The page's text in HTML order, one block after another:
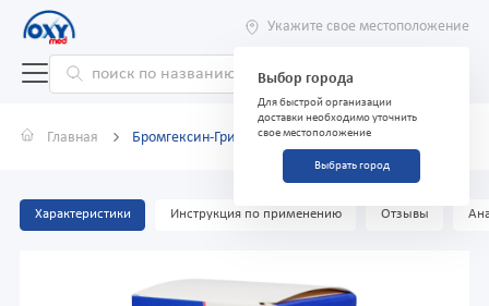
Укажите свое местоположение
Выбор города
Для быстрой организации
доставки необходимо уточнить
свое местоположение
Выбрать город
Главная Бромгексин-Гриндекс 4 мг/5 мл 100 мл
Характеристики Инструкция по применению Отзывы